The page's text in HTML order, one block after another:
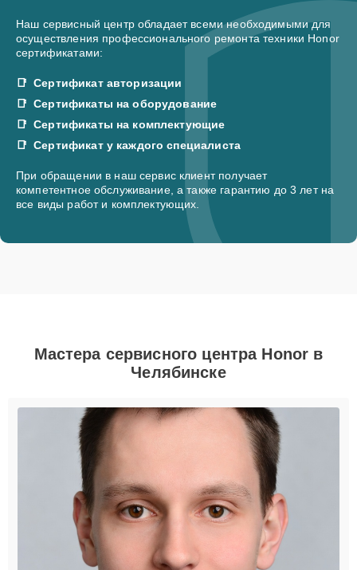
Наш сервисный центр обладает всеми необходимыми для
осуществления профессионального ремонта техники Honor
сертификатами:
Сертификат авторизации
Сертификаты на оборудование
Сертификаты на комплектующие
Сертификат у каждого специалиста
При обращении в наш сервис клиент получает
компетентное обслуживание, а также гарантию до 3 лет на
все виды работ и комплектующих.
Мастера сервисного центра Honor в
Челябинске